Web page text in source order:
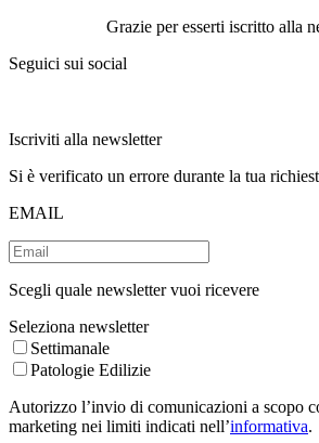
Grazie per esserti iscritto alla
Seguici sui social
Iscriviti alla newsletter
Si è verificato un errore durante la tua
EMAIL
Scegli quale newsletter vuoi ricevere
Seleziona newsletter
Settimanale
Patologie Edilizie
Autorizzo l’invio di comunicazioni a scopo
marketing nei limiti indicati nell’informativa.